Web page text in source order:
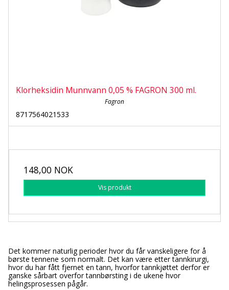
Klorheksidin Munnvann 0,05 % FAGRON 300 ml.
Fagron
8717564021533
148,00 NOK
Vis produkt
Det kommer naturlig perioder hvor du får vanskeligere for å
børste tennene som normalt. Det kan være etter tannkirurgi,
hvor du har fått fjernet en tann, hvorfor tannkjøttet derfor er
ganske sårbart overfor tannbørsting i de ukene hvor
helingsprosessen pågår.